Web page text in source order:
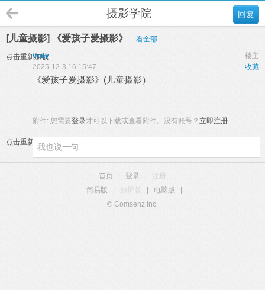
回复
摄影学院
[儿童摄影] 《爱孩子爱摄影》 看全部
点击重新加载 楼主
vcity
收藏
2025-12-3 16:15:47
《爱孩子爱摄影》(儿童摄影）
附件: 您需要登录才可以下载或查看附件。没有账号？ 立即注册
点击重新加载
首页 登录
注册
简易版
触屏版 电脑版
© Comsenz Inc.